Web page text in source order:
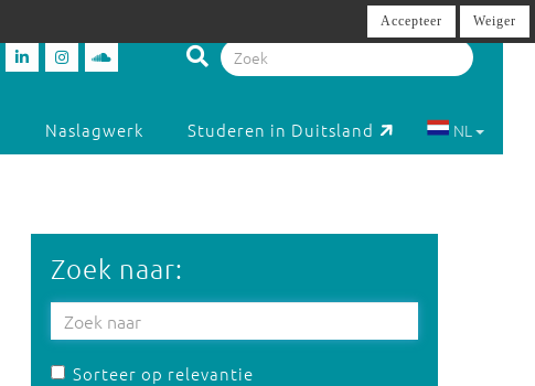
Naslagwerk Studeren in Duitsland NL
Zoek naar:
Sorteer op relevantie
Accepteer Weiger